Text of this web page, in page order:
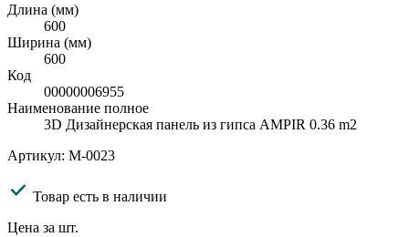
Длина (мм)
600
Ширина (мм)
600
Код
00000006955
Наименование полное
3D Дизайнерская панель из гипса AMPIR 0.36 m2
Артикул: M-0023
Товар есть в наличии
Цена за шт.